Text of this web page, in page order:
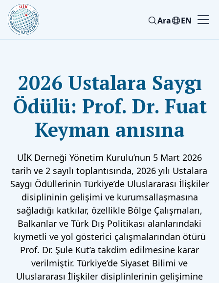
Ara EN
2026 Ustalara Saygı
Ödülü: Prof. Dr. Fuat
Keyman anısına
UİK Derneği Yönetim Kurulu’nun 5 Mart 2026
tarih ve 2 sayılı toplantısında, 2026 yılı Ustalara
Saygı Ödüllerinin Türkiye’de Uluslararası İlişkiler
disiplininin gelişimi ve kurumsallaşmasına
sağladığı katkılar, özellikle Bölge Çalışmaları,
Balkanlar ve Türk Dış Politikası alanlarındaki
kıymetli ve yol gösterici çalışmalarından ötürü
Prof. Dr. Şule Kut’a takdim edilmesine karar
verilmiştir. Türkiye’de Siyaset Bilimi ve
Uluslararası İlişkiler disiplinlerinin gelişimine